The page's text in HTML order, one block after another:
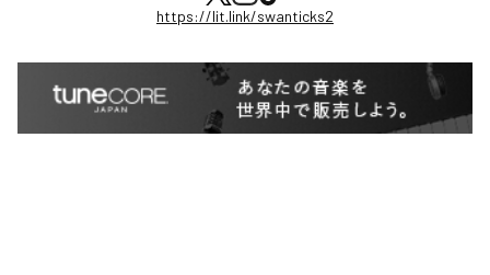
https://lit.link/swanticks2